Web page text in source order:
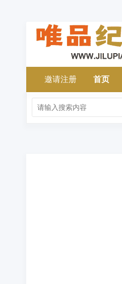
邀请注册 首页